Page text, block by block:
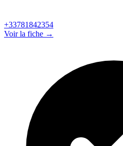
+33781842354
Voir la fiche →